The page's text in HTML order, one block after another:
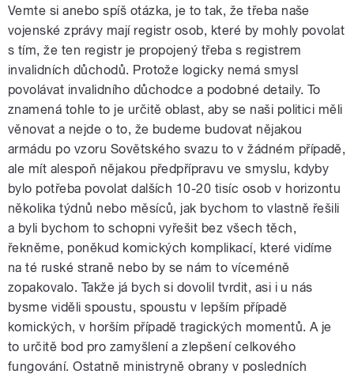
Vemte si anebo spíš otázka, je to tak, že třeba naše
vojenské zprávy mají registr osob, které by mohly povolat
s tím, že ten registr je propojený třeba s registrem
invalidních důchodů. Protože logicky nemá smysl
povolávat invalidního důchodce a podobné detaily. To
znamená tohle to je určitě oblast, aby se naši politici měli
věnovat a nejde o to, že budeme budovat nějakou
armádu po vzoru Sovětského svazu to v žádném případě,
ale mít alespoň nějakou předpřípravu ve smyslu, kdyby
bylo potřeba povolat dalších 10-20 tisíc osob v horizontu
několika týdnů nebo měsíců, jak bychom to vlastně řešili
a byli bychom to schopni vyřešit bez všech těch,
řekněme, poněkud komických komplikací, které vidíme
na té ruské straně nebo by se nám to víceméně
zopakovalo. Takže já bych si dovolil tvrdit, asi i u nás
bysme viděli spoustu, spoustu v lepším případě
komických, v horším případě tragických momentů. A je
to určitě bod pro zamyšlení a zlepšení celkového
fungování. Ostatně ministryně obrany v posledních